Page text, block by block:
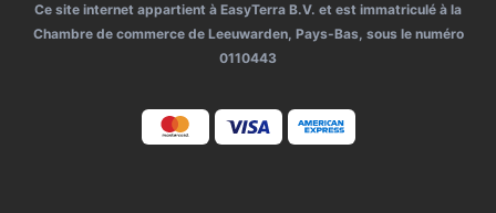
Ce site internet appartient à EasyTerra B.V. et est immatriculé à la
Chambre de commerce de Leeuwarden, Pays-Bas, sous le numéro
0110443